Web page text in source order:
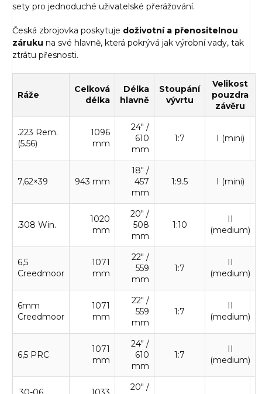
sety pro jednoduché uživatelské přerážování.
Česká zbrojovka poskytuje doživotní a přenositelnou
záruku na své hlavně, která pokrývá jak výrobní vady, tak
ztrátu přesnosti.
Ráže
Celková
délka
Délka
hlavně
Stoupání
vývrtu
Velikost
pouzdra
závěru
.223 Rem.
(5.56)
1096
mm
24" /
610
mm
1:7 I (mini)
7,62×39 943 mm
18" /
457
mm
1:9.5 I (mini)
.308 Win.
1020
mm
20" /
508
mm
1:10
II
(medium)
6,5
Creedmoor
1071
mm
22" /
559
mm
1:7
II
(medium)
6mm
Creedmoor
1071
mm
22" /
559
mm
1:7
II
(medium)
6,5 PRC
1071
mm
24" /
610
mm
1:7
II
(medium)
20" /